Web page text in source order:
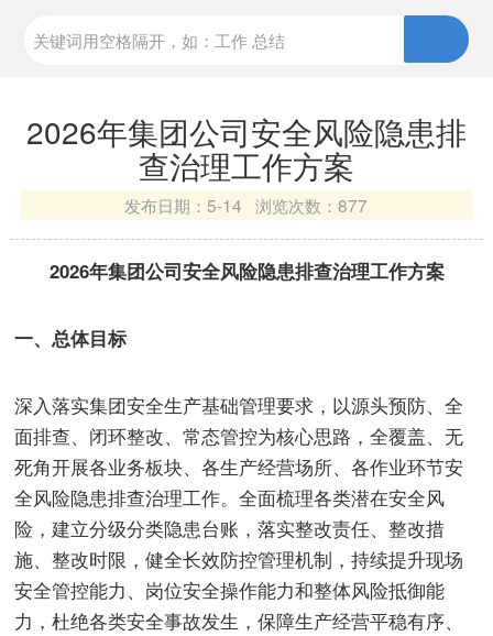
2026年集团公司安全风险隐患排
查治理工作方案
发布日期：5-14 浏览次数：877
2026年集团公司安全风险隐患排查治理工作方案
一、总体目标
深入落实集团安全生产基础管理要求，以源头预防、全
面排查、闭环整改、常态管控为核心思路，全覆盖、无
死角开展各业务板块、各生产经营场所、各作业环节安
全风险隐患排查治理工作。全面梳理各类潜在安全风
险，建立分级分类隐患台账，落实整改责任、整改措
施、整改时限，健全长效防控管理机制，持续提升现场
安全管控能力、岗位安全操作能力和整体风险抵御能
力，杜绝各类安全事故发生，保障生产经营平稳有序、